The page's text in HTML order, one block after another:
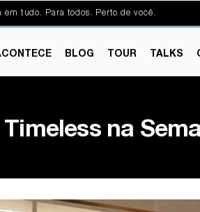
em tudo. Para todos. Perto de você.
BLOG TOUR TALKS
na